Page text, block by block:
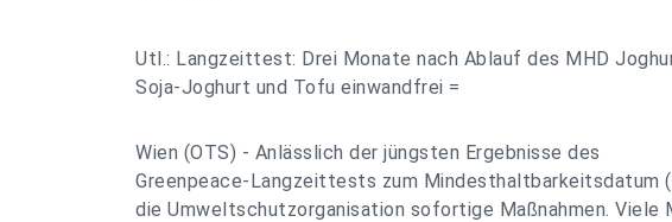
Utl.: Langzeittest: Drei Monate nach Ablauf des MHD
Soja-Joghurt und Tofu einwandfrei =
Wien (OTS) - Anlässlich der jüngsten Ergebnisse des
Greenpeace-Langzeittests zum Mindesthaltbarkeitsdatum
die Umweltschutzorganisation sofortige Maßnahmen. Viele